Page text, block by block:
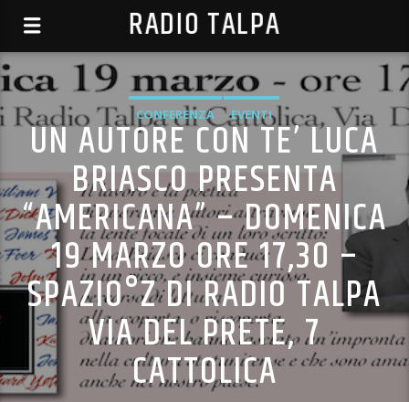
RADIO TALPA
CONFERENZA EVENTI
UN AUTORE CON TE’ LUCA
BRIASCO PRESENTA
“AMERICANA” – DOMENICA
19 MARZO ORE 17,30 –
SPAZIO°Z DI RADIO TALPA
VIA DEL PRETE, 7
CATTOLICA